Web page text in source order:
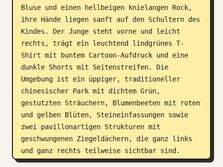
Bluse und einen hellbeigen knielangen Rock,
ihre Hände liegen sanft auf den Schultern des
Kindes. Der Junge steht vorne und leicht
rechts, trägt ein leuchtend lindgrünes T-
Shirt mit buntem Cartoon-Aufdruck und eine
dunkle Shorts mit Seitenstreifen. Die
Umgebung ist ein üppiger, traditioneller
chinesischer Park mit dichtem Grün,
gestutzten Sträuchern, Blumenbeeten mit roten
und gelben Blüten, Steineinfassungen sowie
zwei pavillonartigen Strukturen mit
geschwungenen Ziegeldächern, die ganz links
und ganz rechts teilweise sichtbar sind.
Nutze weiches Tageslicht, sattes Sommergrün,